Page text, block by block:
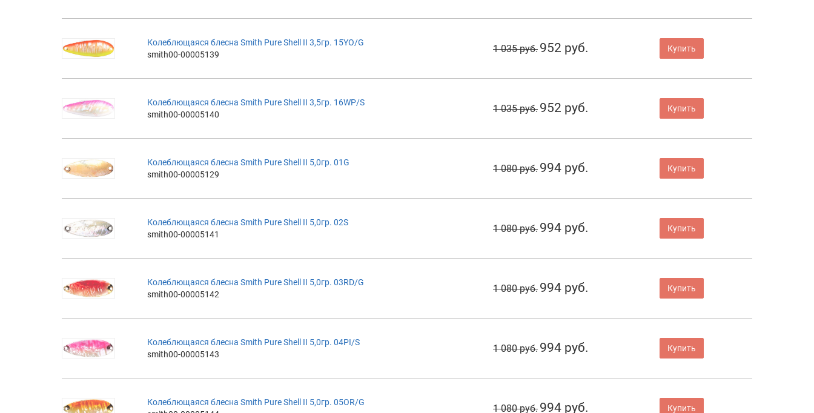
Колеблющаяся блесна Smith Pure Shell II 3,5гр. 15YO/G
smith00-00005139
1 035 руб. 952 руб. Купить
Колеблющаяся блесна Smith Pure Shell II 3,5гр. 16WP/S
smith00-00005140
1 035 руб. 952 руб. Купить
Колеблющаяся блесна Smith Pure Shell II 5,0гр. 01G
smith00-00005129
1 080 руб. 994 руб. Купить
Колеблющаяся блесна Smith Pure Shell II 5,0гр. 02S
smith00-00005141
1 080 руб. 994 руб. Купить
Колеблющаяся блесна Smith Pure Shell II 5,0гр. 03RD/G
smith00-00005142
1 080 руб. 994 руб. Купить
Колеблющаяся блесна Smith Pure Shell II 5,0гр. 04PI/S
smith00-00005143
1 080 руб. 994 руб. Купить
Колеблющаяся блесна Smith Pure Shell II 5,0гр. 05OR/G
1 080 руб. 994 руб. Купить